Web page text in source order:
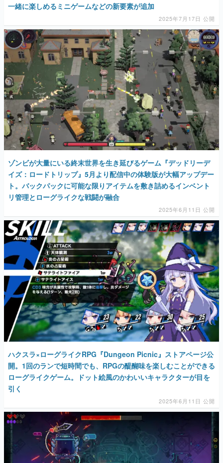
一緒に楽しめるミニゲームなどの新要素が追加
2025年7月17日 公開
ゾンビが大量にいる終末世界を生き延びるゲーム『デッドリーデ
イズ：ロードトリップ』5月より配信中の体験版が大幅アップデー
ト。バックパックに可能な限りアイテムを敷き詰めるインベント
リ管理とローグライクな戦闘が融合
2025年6月11日 公開
ハクスラ×ローグライクRPG『Dungeon Picnic』ストアページ公
開。1回のランで短時間でも、RPGの醍醐味を楽しむことができる
ローグライクゲーム。ドット絵風のかわいいキャラクターが目を
引く
2025年6月11日 公開